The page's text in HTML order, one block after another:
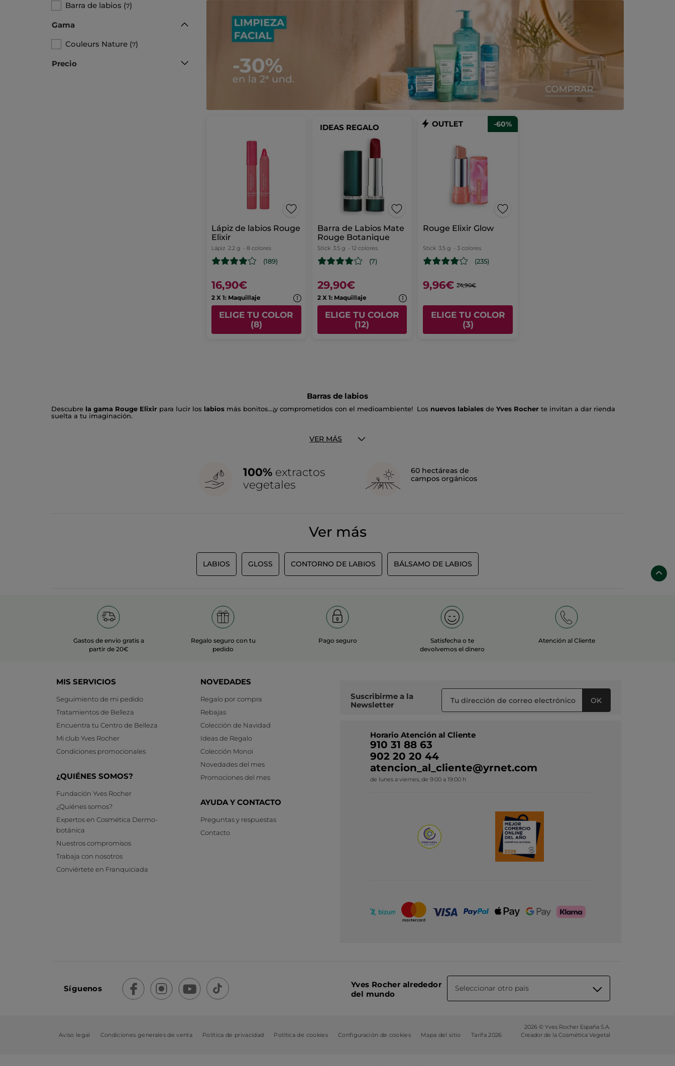
Barra de labios (7)
Gama
Couleurs Nature (7)
Precio
Lápiz de labios Rouge
Elixir
Lápiz 2.2 g - 8 colores
(189)
16,90€
2 X 1: Maquillaje
ELIGE TU COLOR
(8)
IDEAS REGALO
Barra de Labios Mate
Rouge Botanique
Stick 3.5 g - 12 colores
(7)
29,90€
2 X 1: Maquillaje
ELIGE TU COLOR
(12)
-60%
Rouge Elixir Glow
Stick 3.5 g - 3 colores
(235)
9,96€ 24,90€
ELIGE TU COLOR
(3)
Barras de labios
Descubre la gama Rouge Elixir para lucir los labios más bonitos...¡y comprometidos con el medioambiente! Los nuevos labiales de Yves Rocher te invitan a dar rienda
suelta a tu imaginación.
aporta un acabado mate satinado
acartona y se funde con los labios con un irresistible efecto de segunda piel. En 24 tonos.​​​​​​​
que los pigmentos no se acartonen y se fundan con los labios con un irresistible efecto de segunda piel.En 12 tonos.
Formulados con hasta un 83% de ingredientes de origen natural, estos labiales suponen además un hito en reciclaje al ser
completamente desmontables. Además, todoel plástico que contiene es reciclado y reciclable.
VER MÁS
100% extractos
vegetales
60 hectáreas de
campos orgánicos
Ver más
LABIOS GLOSS CONTORNO DE LABIOS BÁLSAMO DE LABIOS
Gastos de envío gratis a
partir de 20€
Regalo seguro con tu
pedido
Pago seguro
Satisfecha o te
devolvemos el dinero
Atención al Cliente
MIS SERVICIOS
Seguimiento de mi pedido
Tratamientos de Belleza
Encuentra tu Centro de Belleza
Mi club Yves Rocher
Condiciones promocionales
¿QUIÉNES SOMOS?
Fundación Yves Rocher
¿Quiénes somos?
Expertos en Cosmética Dermo-
botánica
Nuestros compromisos
Trabaja con nosotros
Conviértete en Franquiciada
NOVEDADES
Regalo por compra
Rebajas
Colección de Navidad
Ideas de Regalo
Colección Monoi
Novedades del mes
Promociones del mes
AYUDA Y CONTACTO
Preguntas y respuestas
Contacto
Suscribirme a la
Newsletter
OK
Horario Atención al Cliente
910 31 88 63
902 20 20 44
atencion_al_cliente@yrnet.com
de lunes a viernes, de 9:00 a 19:00 h
Síguenos
Yves Rocher alrededor
del mundo
Seleccionar otro país
Aviso legal Condiciones generales de venta Política de privacidad Política de cookies Configuración de cookies Mapa del sitio Tarifa 2026
2026 © Yves Rocher España S.A.
Creador de la Cosmética Vegetal